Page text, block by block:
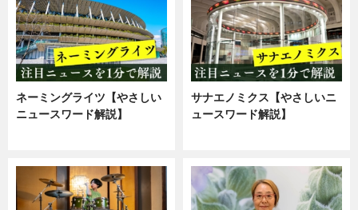
ネーミングライツ【やさしい
ニュースワード解説】
サナエノミクス【やさしいニ
ュースワード解説】